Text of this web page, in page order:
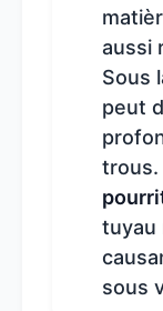
aussi
Sous
peut
trous.
tuyau
sous